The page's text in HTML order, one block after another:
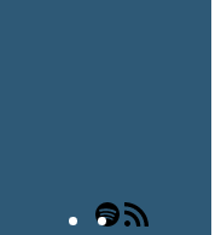
Spotify